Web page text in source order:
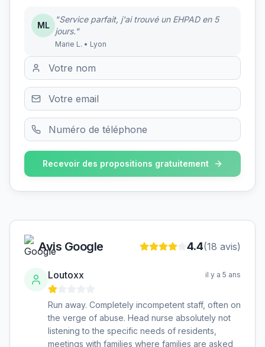
ML
"Service parfait, j'ai trouvé un EHPAD en 5
jours."
Marie L. • Lyon
Recevoir des propositions gratuitement
Avis Google 4.4(18 avis)
Loutoxx il y a 5 ans
Run away. Completely incompetent staff, often on
the verge of abuse. Head nurse absolutely not
listening to the specific needs of residents,
meetings with families where families are asked